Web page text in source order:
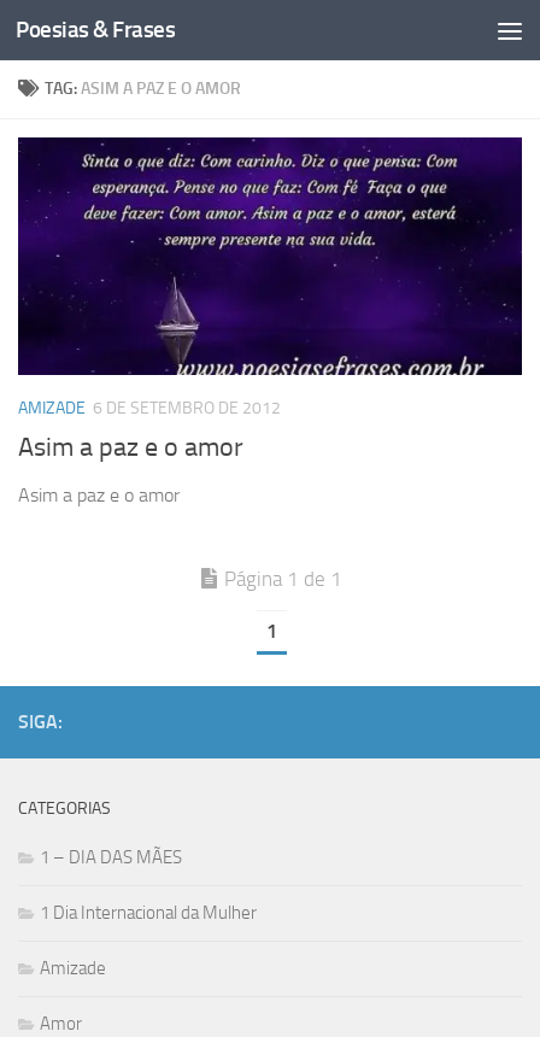
Skip to content
Poesias & Frases
TAG:ASIM A PAZ E O AMOR
AMIZADE 6 DE SETEMBRO DE 2012
Asim a paz e o amor
Asim a paz e o amor
Página 1 de 1
1
SIGA:
CATEGORIAS
1 – DIA DAS MÃES
1 Dia Internacional da Mulher
Amizade
Amor